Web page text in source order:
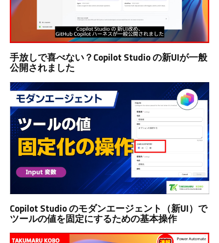
手放しで喜べない？Copilot Studio の新UIが一般
公開されました
Copilot Studio のモダンエージェント（新UI）で
ツールの値を固定にするための基本操作